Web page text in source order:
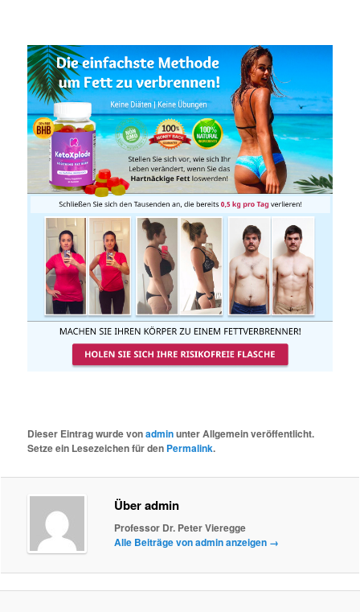
Dieser Eintrag wurde vonadminunter Allgemein veröffentlicht.
Setze ein Lesezeichen für den Permalink.
Über admin
Professor Dr. Peter Vieregge
Alle Beiträge von admin anzeigen →